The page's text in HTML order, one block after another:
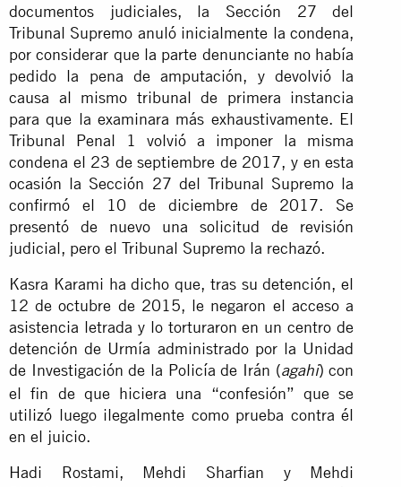
documentos judiciales, la Sección 27 del
Tribunal Supremo anuló inicialmente la condena,
por considerar que la parte denunciante no había
pedido la pena de amputación, y devolvió la
causa al mismo tribunal de primera instancia
para que la examinara más exhaustivamente. El
Tribunal Penal 1 volvió a imponer la misma
condena el 23 de septiembre de 2017, y en esta
ocasión la Sección 27 del Tribunal Supremo la
confirmó el 10 de diciembre de 2017. Se
presentó de nuevo una solicitud de revisión
judicial, pero el Tribunal Supremo la rechazó.
Kasra Karami ha dicho que, tras su detención, el
12 de octubre de 2015, le negaron el acceso a
asistencia letrada y lo torturaron en un centro de
detención de Urmía administrado por la Unidad
de Investigación de la Policía de Irán (agahi) con
el fin de que hiciera una “confesión” que se
utilizó luego ilegalmente como prueba contra él
en el juicio.
Hadi Rostami, Mehdi Sharfian y Mehdi